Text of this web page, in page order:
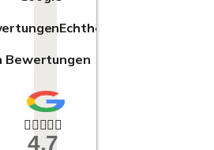
Echtheit
Bewertungen
4,7